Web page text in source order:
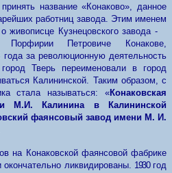
название «Конаково», данное
работниц завода. Этим именем
живописце Кузнецовского завода -
Порфирии Петровиче Конакове,
года за революционную деятельность
Тверь переименовали в город
Калининской. Таким образом, с
стала называться: «Конаковская
М.И. Калинина в Калининской
фаянсовый завод имени М. И.
на Конаковской фаянсовой фабрике
ликвидированы. 1930год